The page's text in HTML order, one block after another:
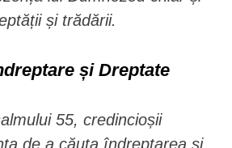
și trădării.
și Dreptate
55, credincioșii
de a căuta îndreptarea și